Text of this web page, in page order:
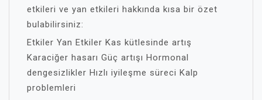
etkileri ve yan etkileri hakkında kısa bir özet
bulabilirsiniz:
Etkiler Yan Etkiler Kas kütlesinde artış
Karaciğer hasarı Güç artışı Hormonal
dengesizlikler Hızlı iyileşme süreci Kalp
problemleri